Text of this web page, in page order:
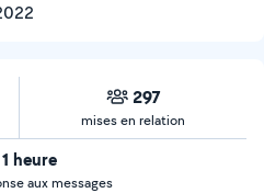
297
mises en relation
1 heure
aux messages